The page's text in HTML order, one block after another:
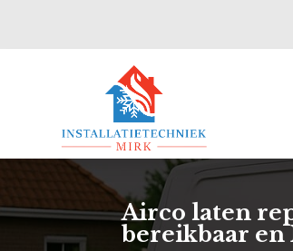
Airco laten
bereikbaar